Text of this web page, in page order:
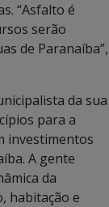
“Asfalto é
serão
de Paranaíba”,
da sua
para a
investimentos
A gente
da
habitação e